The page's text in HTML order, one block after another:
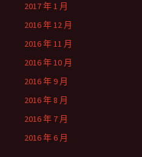
2017 年 1 月
2016 年 12 月
2016 年 11 月
2016 年 10 月
2016 年 9 月
2016 年 8 月
2016 年 7 月
2016 年 6 月